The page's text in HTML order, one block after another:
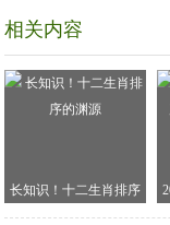
相关内容
长知识！十二生肖排序
的渊源